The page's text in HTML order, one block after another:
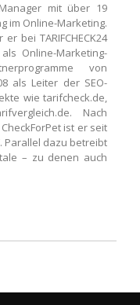
mit über 19
im Online-Marketing.
bei TARIFCHECK24
Online-Marketing-
von
als Leiter der SEO-
wie tarifcheck.de,
Nach
ist er seit
Parallel dazu betreibt
– zu denen auch